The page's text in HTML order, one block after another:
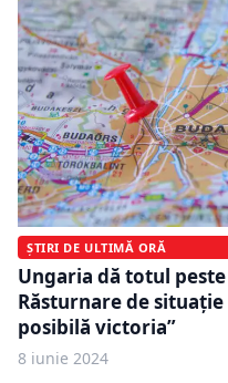
ȘTIRI DE ULTIMĂ ORĂ
Ungaria dă totul
Răsturnare de situație
posibilă victoria”
8 iunie 2024